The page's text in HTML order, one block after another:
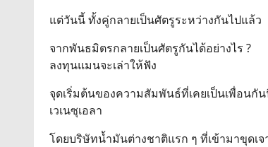
แต่วันนี้ ทั้งคู่กลายเป็นศัตรูระหว่างกันไปแล้ว
จากพันธมิตรกลายเป็นศัตรูกันได้อย่างไร ?
ลงทุนแมนจะเล่าให้ฟัง
จุดเริ่มต้นของความสัมพันธ์ที่เคยเป็นเพื่อนกั
เวเนซุเอลา
โดยบริษัทน้ำมันต่างชาติแรก ๆ ที่เข้ามาขุดเจ